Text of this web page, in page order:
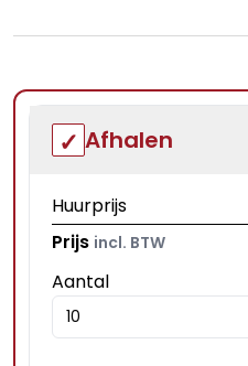
Afhalen
Huurprijs
Prijs incl. BTW
Aantal